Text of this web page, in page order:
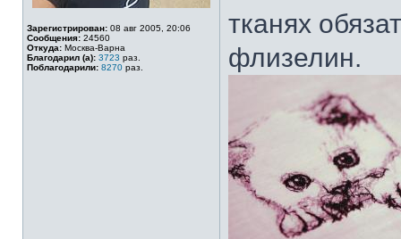
Зарегистрирован: 08 авг 2005, 20:06
Сообщения: 24560
Откуда: Москва-Варна
Благодарил (а): 3723 раз.
Поблагодарили: 8270 раз.
тканях
флизелин.